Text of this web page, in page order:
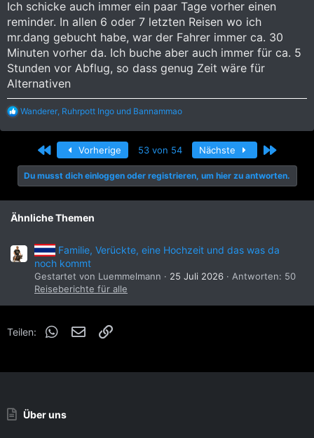
Ich schicke auch immer ein paar Tage vorher einen
reminder. In allen 6 oder 7 letzten Reisen wo ich
mr.dang gebucht habe, war der Fahrer immer ca. 30
Minuten vorher da. Ich buche aber auch immer für ca. 5
Stunden vor Abflug, so dass genug Zeit wäre für
Alternativen
R
a
i
o
n
e
:
Wanderer Ruhrpott Ingo und Bannammao
Erste Vorherige 53 von 54 Nächste Letzte
Du musst dich einloggen oder registrieren, um hier zu antworten.
Ähnliche Themen
Familie, Verückte, eine Hochzeit und das was da
noch kommt
Gestartet von Luemmelmann 25 Juli 2026
Antworten: 50
Reiseberichte für alle
Teilen: WhatsApp
E-Mail
Über uns